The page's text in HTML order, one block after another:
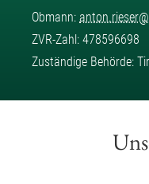
Obmann: anton.rieser@
ZVR-Zahl: 478596698
Zuständige Behörde: